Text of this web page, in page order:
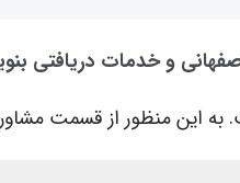
و خدمات دریافتی
این منظور از قسمت